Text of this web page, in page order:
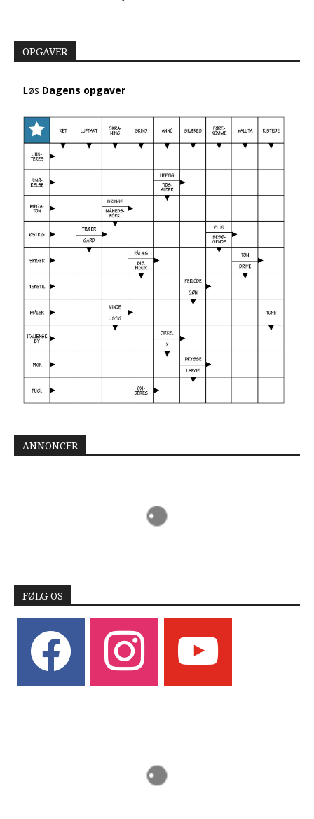
OPGAVER
Løs Dagens opgaver
ANNONCER
FØLG OS
instagram